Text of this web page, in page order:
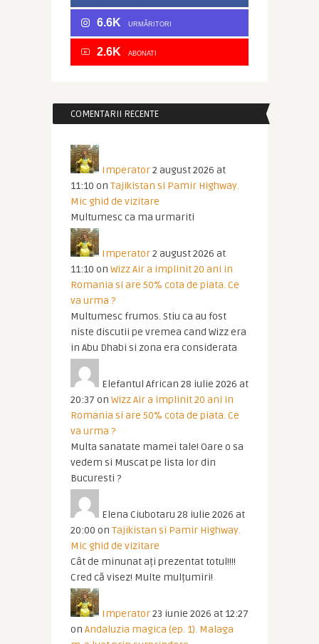
6.6K URMĂRITORI
2.6K ABONATI
COMENTARII RECENTE
Imperator2 august 2026 at
11:10 on Tajikistan si Pamir Highway.
Mic ghid de vizitare
Multumesc ca ma urmariti
Imperator2 august 2026 at
11:10 on Wizz Air a implinit 20 ani in
Romania si are 50% cota de piata. Ce
va urma ?
Multumesc frumos. Stiu ca au fost
niste discutii pe vremea cand Wizz era
in Abu Dhabi si zona era considerata
Elefantul African 28 iulie 2026 at
20:37 on Wizz Air a implinit 20 ani in
Romania si are 50% cota de piata. Ce
va urma ?
Multa sanatate mamei tale! Oare o sa
vedem si Muscat pe lista lor din
Bucuresti ?
Elena Ciubotaru 28 iulie 2026 at
20:00 on Tajikistan si Pamir Highway.
Mic ghid de vizitare
Cât de minunat ați prezentat totul!!!!
Cred că visez! Multe mulțumiri!
Imperator23 iunie 2026 at 12:27
on Andaluzia magica (ep. 1). Malaga